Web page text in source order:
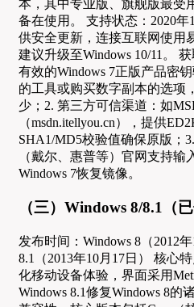
本，其中专业版、旗舰版最受
备在使用。 支持状态：2020
供安全更新，连接互联网使用
建议升级至Windows 10/11。
有效的Windows 7正版产品密
的工具或购买数字副本的选项
少；2. 第三方可信渠道：如
（msdn.itellyou.cn），提供
SHA1/MD5校验值确保原版；
（戴尔、惠普等）官网支持
Windows 7恢复镜像。
（三）Windows 8/8.1（
发布时间：Windows 8（2012
8.1（2013年10月17日） 核心
化移动设备体验，界面采用
Windows 8.1修复Windows 8